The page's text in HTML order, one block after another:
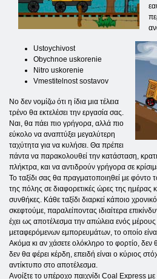
Ustoychivost
Obychnoe uskorenie
Nitro uskorenie
Vmestitelnost sostavov
No δεν νομίζω ότι η ίδια μια τέλεια
τρένο θα εκτελέσει την εργασία σας.
Ναι, θα πάει πιο γρήγορα, αλλά πιο
εύκολο να αναπτύξει μεγαλύτερη
ταχύτητα για να κυλήσει. Θα πρέπει
πάντα να παρακολουθεί την κατάσταση,
πλήκτρα, και να αντιδρούν γρήγορα σε
Το ταξίδι σας θα πραγματοποιηθεί με φόντο
της πόλης σε διαφορετικές ώρες της ημέρας
συνθήκες. Κάθε ταξίδι διαρκεί κάποιο
σκεφτούμε, παραλείποντας ιδιαίτερα
έχει ως αποτέλεσμα την απώλεια ενός
μεταφερόμενων εμπορευμάτων, το οποίο
Ακόμα κι αν χάσετε ολόκληρο το φορτίο, δεν
δεν θα φέρει κέρδη, επειδή είναι ο κύριος
αντίκτυπο στο αποτέλεσμα.
Ανοίξτε το υπέροχο παιχνίδι Coal Express